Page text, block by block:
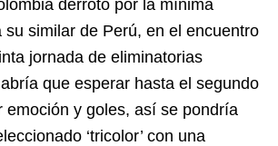
derrotó por la mínima
su similar de Perú, en el encuentro
jornada de eliminatorias
que esperar hasta el segundo
emoción y goles, así se pondría
‘tricolor’ con una